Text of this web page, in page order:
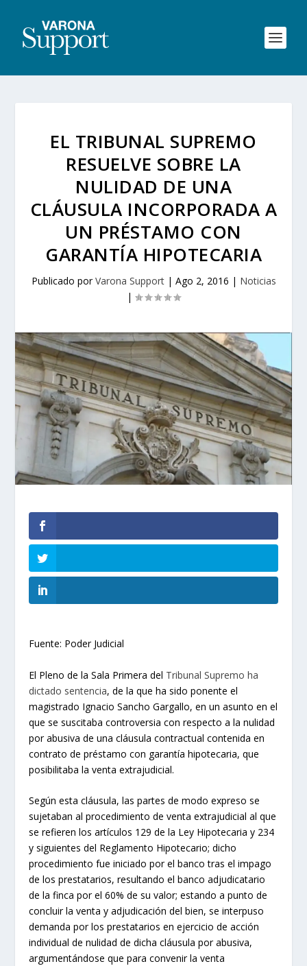
EL TRIBUNAL SUPREMO
RESUELVE SOBRE LA
NULIDAD DE UNA
CLÁUSULA INCORPORADA A
UN PRÉSTAMO CON
GARANTÍA HIPOTECARIA
Publicado porVarona Support| Ago 2, 2016 | Noticias
|
Fuente: Poder Judicial
El Pleno de la Sala Primera del Tribunal Supremo ha
dictado sentencia, de la que ha sido ponente el
magistrado Ignacio Sancho Gargallo, en un asunto en el
que se suscitaba controversia con respecto a la nulidad
por abusiva de una cláusula contractual contenida en
contrato de préstamo con garantía hipotecaria, que
posibilitaba la venta extrajudicial.
Según esta cláusula, las partes de modo expreso se
sujetaban al procedimiento de venta extrajudicial al que
se refieren los artículos 129 de la Ley Hipotecaria y 234
y siguientes del Reglamento Hipotecario; dicho
procedimiento fue iniciado por el banco tras el impago
de los prestatarios, resultando el banco adjudicatario
de la finca por el 60% de su valor; estando a punto de
concluir la venta y adjudicación del bien, se interpuso
demanda por los prestatarios en ejercicio de acción
individual de nulidad de dicha cláusula por abusiva,
argumentándose que para convenir la venta